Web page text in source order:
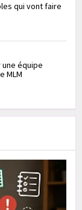
qui vont faire
équipe
MLM